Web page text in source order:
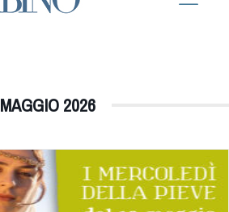
MAGGIO 2026